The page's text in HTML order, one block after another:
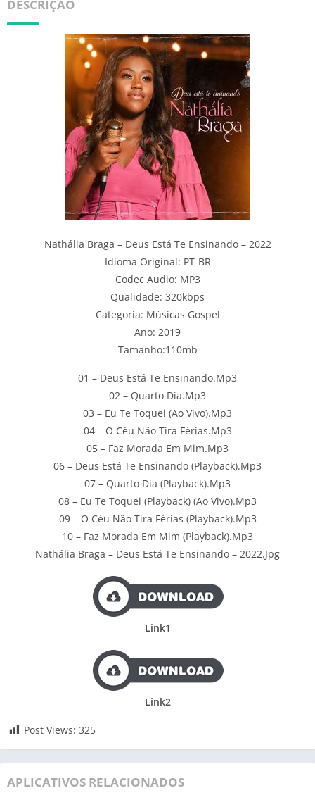
DESCRIÇÃO
Nathália Braga – Deus Está Te Ensinando – 2022
Idioma Original: PT-BR
Codec Audio: MP3
Qualidade: 320kbps
Categoria: Músicas Gospel
Ano: 2019
Tamanho:110mb
01 – Deus Está Te Ensinando.Mp3
02 – Quarto Dia.Mp3
03 – Eu Te Toquei (Ao Vivo).Mp3
04 – O Céu Não Tira Férias.Mp3
05 – Faz Morada Em Mim.Mp3
06 – Deus Está Te Ensinando (Playback).Mp3
07 – Quarto Dia (Playback).Mp3
08 – Eu Te Toquei (Playback) (Ao Vivo).Mp3
09 – O Céu Não Tira Férias (Playback).Mp3
10 – Faz Morada Em Mim (Playback).Mp3
Nathália Braga – Deus Está Te Ensinando – 2022.Jpg
Link1
Link2
Post Views: 325
APLICATIVOS RELACIONADOS